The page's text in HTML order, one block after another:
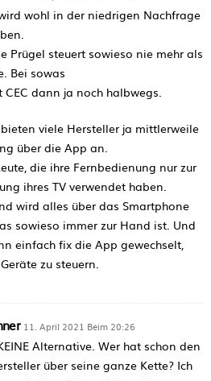
wohl in der niedrigen Nachfrage
Prügel steuert sowieso nie mehr als
Bei sowas
dann ja noch halbwegs.
viele Hersteller ja mittlerweile
über die App an.
die ihre Fernbedienung nur zur
ihres TV verwendet haben.
wird alles über das Smartphone
sowieso immer zur Hand ist. Und
einfach fix die App gewechselt,
zu steuern.
11. April 2021 Beim 20:26
Alternative. Wer hat schon den
über seine ganze Kette? Ich